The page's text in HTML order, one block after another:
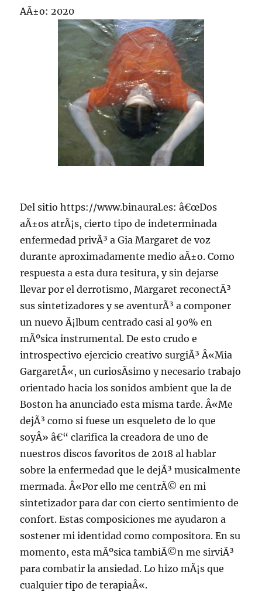
AÃ±o: 2020
Del sitio https://www.binaural.es: â€œDos
aÃ±os atrÃ¡s, cierto tipo de indeterminada
enfermedad privÃ³ a Gia Margaret de voz
durante aproximadamente medio aÃ±o. Como
respuesta a esta dura tesitura, y sin dejarse
llevar por el derrotismo, Margaret reconectÃ³
sus sintetizadores y se aventurÃ³ a componer
un nuevo Ã¡lbum centrado casi al 90% en
mÃºsica instrumental. De esto crudo e
introspectivo ejercicio creativo surgiÃ³ Â«Mia
GargaretÂ«, un curiosÃ­simo y necesario trabajo
orientado hacia los sonidos ambient que la de
Boston ha anunciado esta misma tarde. Â«Me
dejÃ³ como si fuese un esqueleto de lo que
soyÂ» â€“ clarifica la creadora de uno de
nuestros discos favoritos de 2018 al hablar
sobre la enfermedad que le dejÃ³ musicalmente
mermada. Â«Por ello me centrÃ© en mi
sintetizador para dar con cierto sentimiento de
confort. Estas composiciones me ayudaron a
sostener mi identidad como compositora. En su
momento, esta mÃºsica tambiÃ©n me sirviÃ³
para combatir la ansiedad. Lo hizo mÃ¡s que
cualquier tipo de terapiaÂ«.